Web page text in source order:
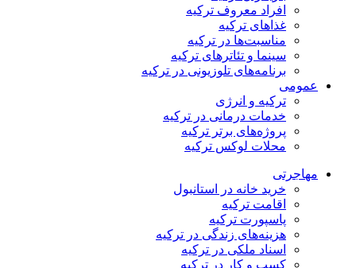
افراد معروف ترکیه
غذاهای ترکیه
مناسبت‌ها در ترکیه
سینما و تئاترهای ترکیه
برنامه‌های تلوزیونی در ترکیه
ترکیه و انرژی
خدمات درمانی در ترکیه
پروژه‌های برتر ترکیه
محلات لوکس ترکیه
خرید خانه در استانبول
اقامت ترکیه
پاسپورت ترکیه
هزینه‌های زندگی در ترکیه
اسناد ملکی در ترکیه
کسب و کار در ترکیه